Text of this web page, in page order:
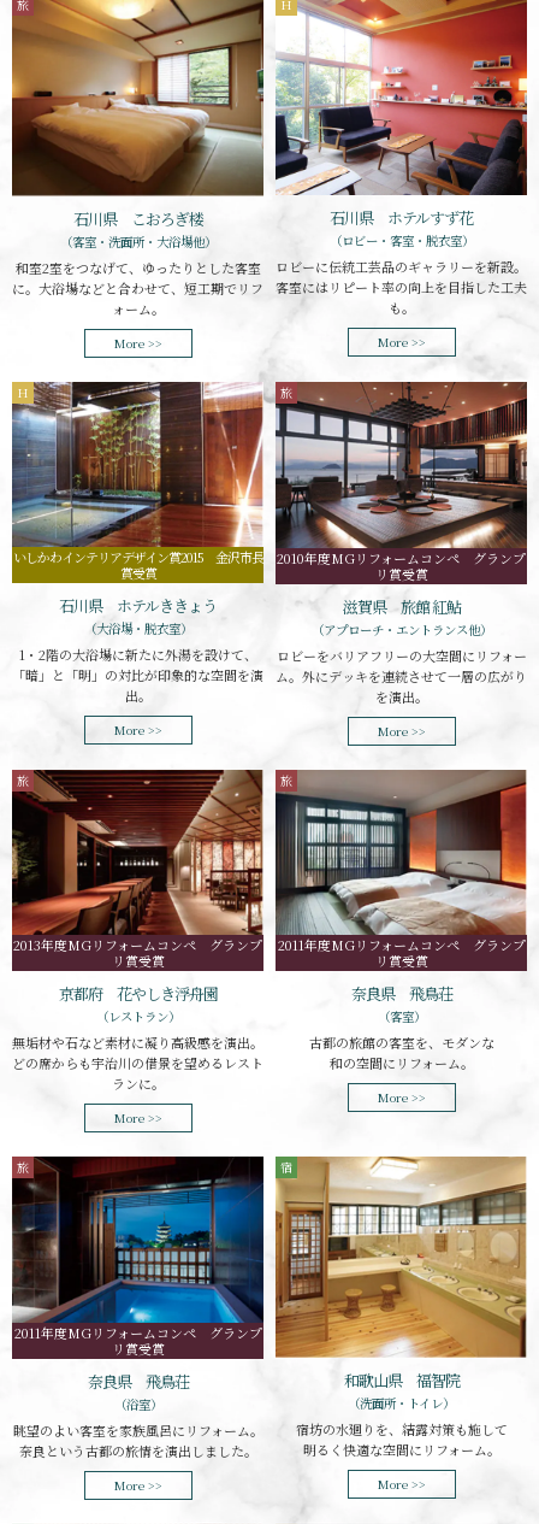
旅
石川県 こおろぎ楼
（客室・洗面所・大浴場他）
和室2室をつなげて、ゆったりとした客室
に。大浴場などと合わせて、短工期でリフ
ォーム。
More >>
H
石川県 ホテルすず花
（ロビー・客室・脱衣室）
ロビーに伝統工芸品のギャラリーを新設。
客室にはリピート率の向上を目指した工夫
も。
More >>
H
いしかわインテリアデザイン賞2015 金沢市長
賞受賞
石川県 ホテルききょう
（大浴場・脱衣室）
1・2階の大浴場に新たに外湯を設けて、
「暗」と「明」の対比が印象的な空間を演
出。
More >>
旅
2010年度MGリフォームコンペ グランプ
リ賞受賞
滋賀県 旅館 紅鮎
（アプローチ・エントランス他）
ロビーをバリアフリーの大空間にリフォー
ム。外にデッキを連続させて一層の広がり
を演出。
More >>
旅
2013年度MGリフォームコンペ グランプ
リ賞受賞
京都府 花やしき浮舟園
（レストラン）
無垢材や石など素材に凝り高級感を演出。
どの席からも宇治川の借景を望めるレスト
ランに。
More >>
旅
2011年度MGリフォームコンペ グランプ
リ賞受賞
奈良県 飛鳥荘
（客室）
古都の旅館の客室を、モダンな
和の空間にリフォーム。
More >>
旅
2011年度MGリフォームコンペ グランプ
リ賞受賞
奈良県 飛鳥荘
（浴室）
眺望のよい客室を家族風呂にリフォーム。
奈良という古都の旅情を演出しました。
More >>
宿
和歌山県 福智院
（洗面所・トイレ）
宿坊の水廻りを、結露対策も施して
明るく快適な空間にリフォーム。
More >>